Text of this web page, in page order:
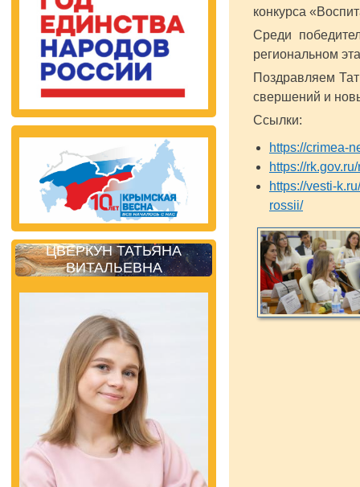
ЦВЕРКУН ТАТЬЯНА
ВИТАЛЬЕВНА
конкурса
Среди
региональном
Поздравляем
свершений и
Ссылки:
https://crimea-
https://
https://vesti-
rossii/